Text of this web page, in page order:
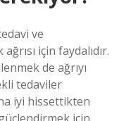
ve
için faydalıdır.
de ağrıyı
tedaviler
iyi hissettikten